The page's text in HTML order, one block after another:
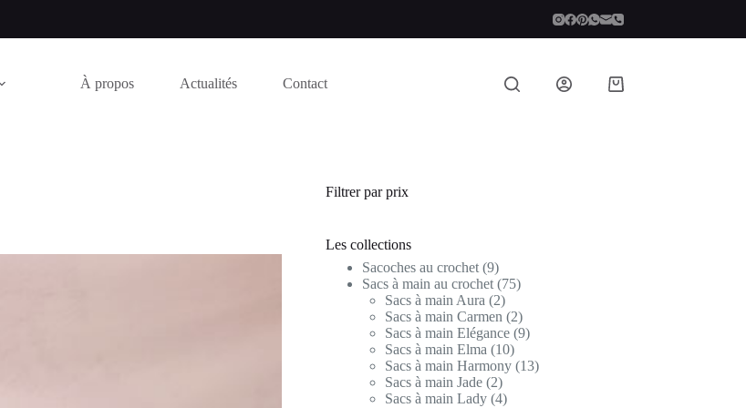
À propos Actualités Contact
Panier
Filtrer par prix
Les collections
Sacoches au crochet 99
produits
Sacs à main au crochet 7575
Sacs à main Aura 22
produits
Sacs à main Carmen 22
produits
Sacs à main Elégance 99
Sacs à main Elma 1010
produits
Sacs à main Harmony 1313
Sacs à main Jade 22
produits
Sacs à main Lady 44